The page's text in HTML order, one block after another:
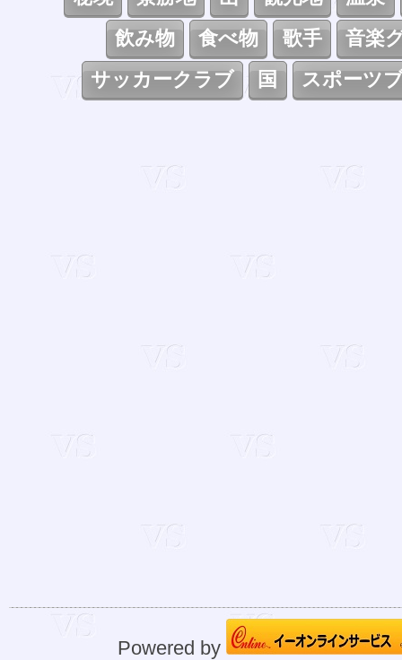
飲み物
食べ物 歌手
音楽
サッカークラブ
国 スポーツ
Powered by